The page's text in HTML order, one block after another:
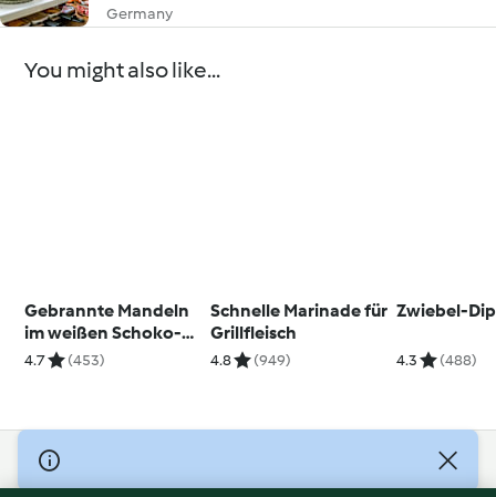
Germany
You might also like...
Gebrannte Mandeln
im weißen Schoko-
Kokosmantel
4.7 (453)
Schnelle Marinade für
Grillfleisch
4.8 (949)
Zwiebel-Dip
4.3 (488)
© Copyright 2026